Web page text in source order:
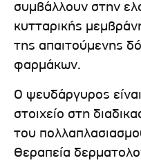
συμβάλλουν στην
κυτταρικής
της απαιτούμενης
φαρμάκων.
Ο ψευδάργυρος
στοιχείο στη
του
θεραπεία